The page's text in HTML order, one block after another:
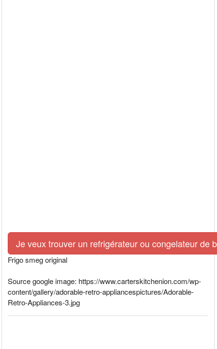
Je veux trouver un refrigérateur ou congelateur de
Frigo smeg original
Source google image: https://www.carterskitchenion.com/wp-
content/gallery/adorable-retro-appliancespictures/Adorable-
Retro-Appliances-3.jpg